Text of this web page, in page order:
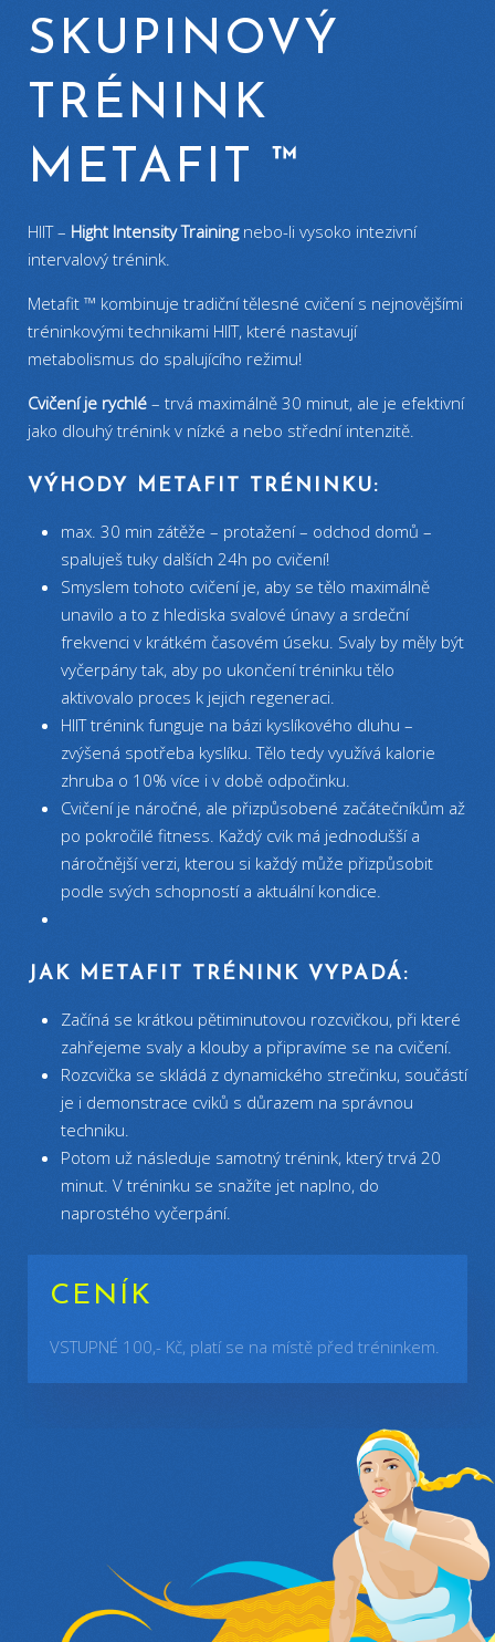
SKUPINOVÝ
TRÉNINK
METAFIT ™
HIIT – Hight Intensity Trainingnebo-li vysoko intezivní
intervalový trénink.
Metafit ™ kombinuje tradiční tělesné cvičení s nejnovějšími
tréninkovými technikami HIIT, které nastavují
metabolismus do spalujícího režimu!
Cvičení je rychlé – trvá maximálně 30 minut, ale je efektivní
jako dlouhý trénink v nízké a nebo střední intenzitě.
VÝHODY METAFIT TRÉNINKU:
max. 30 min zátěže – protažení – odchod domů –
spaluješ tuky dalších 24h po cvičení!
Smyslem tohoto cvičení je, aby se tělo maximálně
unavilo a to z hlediska svalové únavy a srdeční
frekvenci v krátkém časovém úseku. Svaly by měly být
vyčerpány tak, aby po ukončení tréninku tělo
aktivovalo proces k jejich regeneraci.
HIIT trénink funguje na bázi kyslíkového dluhu –
zvýšená spotřeba kyslíku. Tělo tedy využívá kalorie
zhruba o 10% více i v době odpočinku.
Cvičení je náročné, ale přizpůsobené začátečníkům až
po pokročilé fitness. Každý cvik má jednodušší a
náročnější verzi, kterou si každý může přizpůsobit
podle svých schopností a aktuální kondice.
JAK METAFIT TRÉNINK VYPADÁ:
Začíná se krátkou pětiminutovou rozcvičkou, při které
zahřejeme svaly a klouby a připravíme se na cvičení.
Rozcvička se skládá z dynamického strečinku, součástí
je i demonstrace cviků s důrazem na správnou
techniku.
Potom už následuje samotný trénink, který trvá 20
minut. V tréninku se snažíte jet naplno, do
naprostého vyčerpání.
CENÍK
VSTUPNÉ 100,- Kč, platí se na místě před tréninkem.